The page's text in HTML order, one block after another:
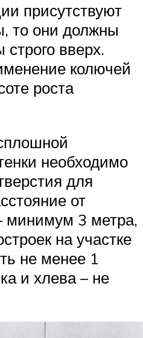
присутствуют
то они должны
вверх.
колючей
роста
необходимо
для
от
минимум 3 метра,
на участке
не менее 1
и хлева – не